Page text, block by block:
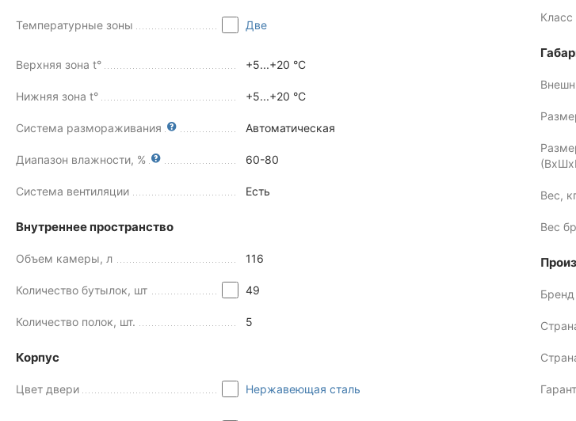
Температурные зоны Две
Верхняя зона t° +5...+20 °C
Нижняя зона t° +5...+20 °C
Система размораживания Автоматическая
Диапазон влажности, % 60-80
Система вентиляции Есть
Внутреннее пространство
Объем камеры, л 116
Количество бутылок, шт 49
Количество полок, шт. 5
Корпус
Цвет двери Нержавеющая сталь
Класс
Вес,
Вес
Бренд